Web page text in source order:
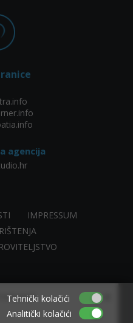
push
×
agencija
IMPRESSUM
Tehnički kolačići
Analitički kolačići